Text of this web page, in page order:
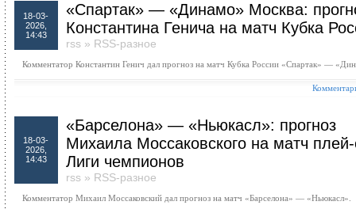
18-03-
2026,
14:43
«Спартак» — «Динамо» Москва:
Константина Генича на матч Кубка
rss » RSS-разное
Комментатор Константин Генич дал прогноз на матч Кубка России «Спартак» —
18-03-
2026,
14:43
«Барселона» — «Ньюкасл»: прогноз
Михаила Моссаковского на матч
Лиги чемпионов
rss » RSS-разное
Комментатор Михаил Моссаковский дал прогноз на матч «Барселона» — «Ньюкасл».